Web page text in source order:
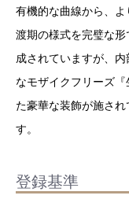
有機的な曲線から、
渡期の様式を完璧な
成されていますが、
なモザイクフリーズ
た豪華な装飾が施さ
す。
登録基準